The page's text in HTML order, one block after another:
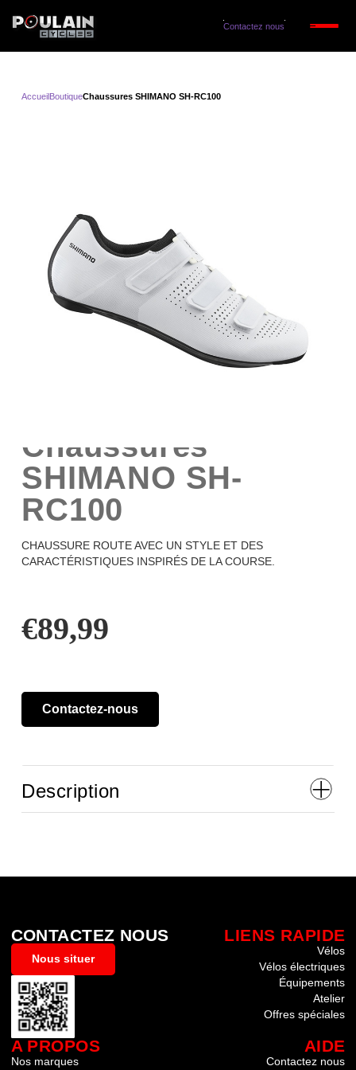
Contactez nous
Accueil BoutiqueChaussures SHIMANO SH-RC100
Chaussures
SHIMANO SH-
RC100
CHAUSSURE ROUTE AVEC UN STYLE ET DES
CARACTÉRISTIQUES INSPIRÉS DE LA COURSE.
€89,99
Contactez-nous
Description
CONTACTEZ NOUS
Nous situer
LIENS RAPIDE
Vélos
Vélos électriques
Équipements
Atelier
Offres spéciales
A PROPOS
Nos marques
AIDE
Contactez nous